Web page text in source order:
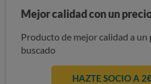
Mejor calidad con un
Producto de mejor calidad a un
buscado
HAZTE SOCIO A